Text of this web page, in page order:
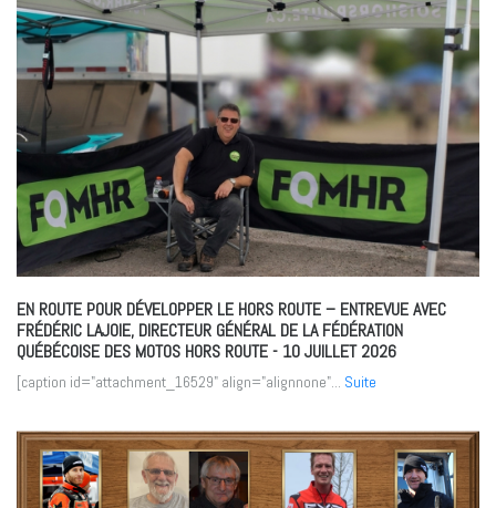
EN ROUTE POUR DÉVELOPPER LE HORS ROUTE – ENTREVUE AVEC
FRÉDÉRIC LAJOIE, DIRECTEUR GÉNÉRAL DE LA FÉDÉRATION
QUÉBÉCOISE DES MOTOS HORS ROUTE- 10 JUILLET 2026
[caption id="attachment_16529" align="alignnone"... Suite